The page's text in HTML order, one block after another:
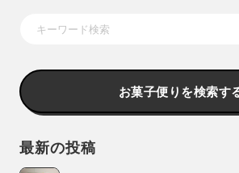
お菓子便りを検索す
最新の投稿